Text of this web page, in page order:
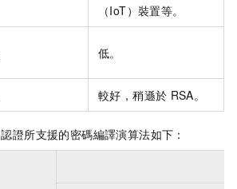
（IoT）裝置等。
低。
較好，稍遜於 RSA。
認證所支援的密碼編譯演算法如下：